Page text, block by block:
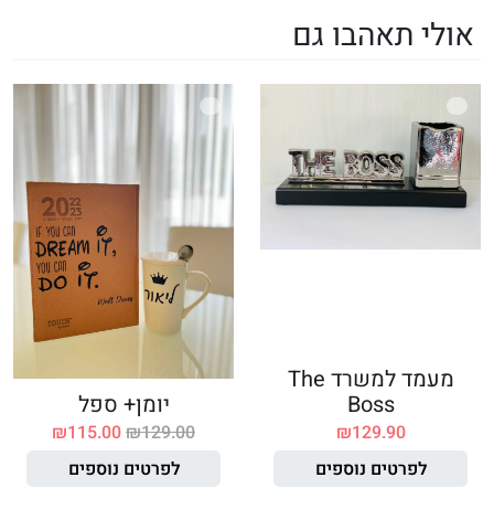
אולי תאהבו גם
מעמד למשרד The
Boss
₪129.90
לפרטים נוספים
יומן+ ספל
₪129.00
₪115.00
לפרטים נוספים